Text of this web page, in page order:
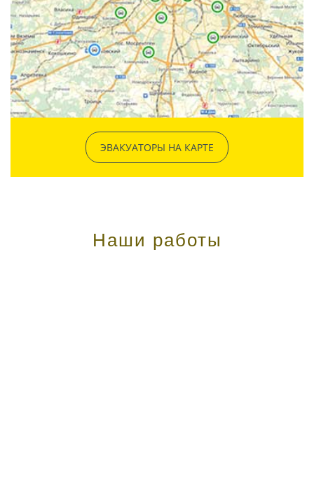
ЭВАКУАТОРЫ НА КАРТЕ
Наши работы